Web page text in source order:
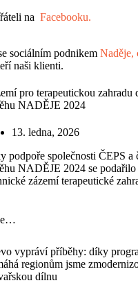
na Facebooku.
sociálním podnikem Naděje,
naši klienti.
pro terapeutickou zahradu
NADĚJE 2024
13. ledna, 2026
podpoře společnosti ČEPS a
NADĚJE 2024 se
zázemí terapeutické
vypráví příběhy: díky
regionům jsme
dílnu